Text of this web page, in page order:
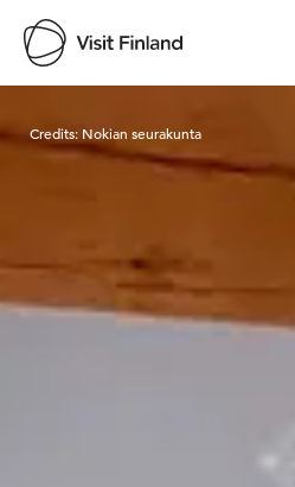
Credits: Nokian seurakunta